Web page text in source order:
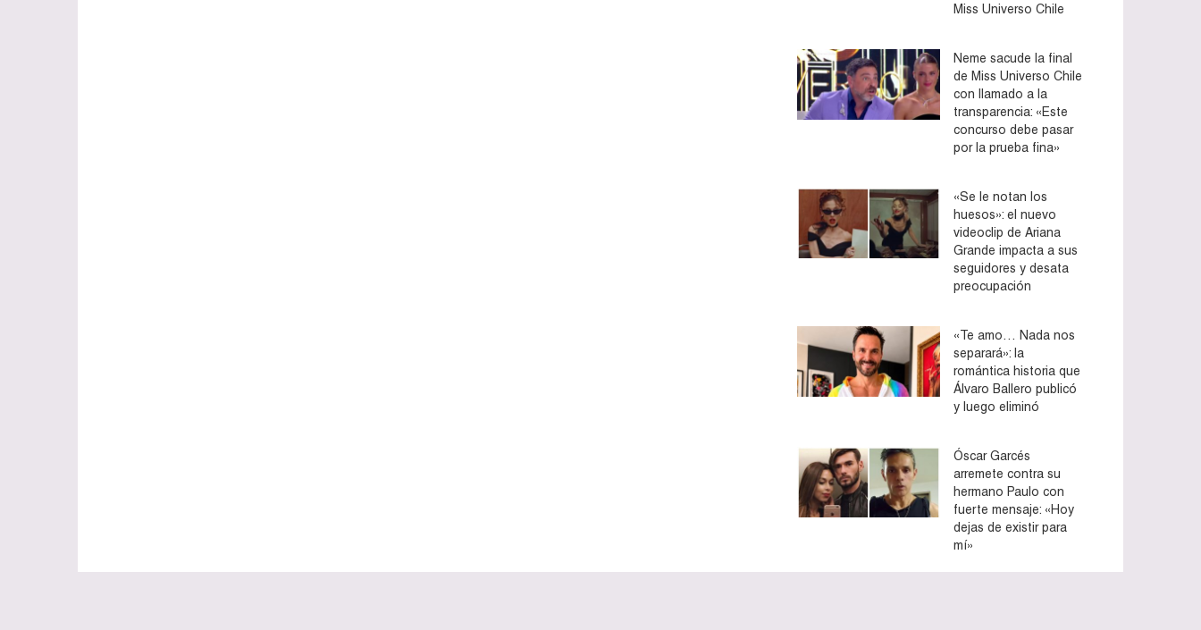
Miss Universo Chile
Neme sacude la final
de Miss Universo Chile
con llamado a la
transparencia: «Este
concurso debe pasar
por la prueba fina»
«Se le notan los
huesos»: el nuevo
videoclip de Ariana
Grande impacta a sus
seguidores y desata
preocupación
«Te amo… Nada nos
separará»: la
romántica historia que
Álvaro Ballero publicó
y luego eliminó
Óscar Garcés
arremete contra su
hermano Paulo con
fuerte mensaje: «Hoy
dejas de existir para
mí»